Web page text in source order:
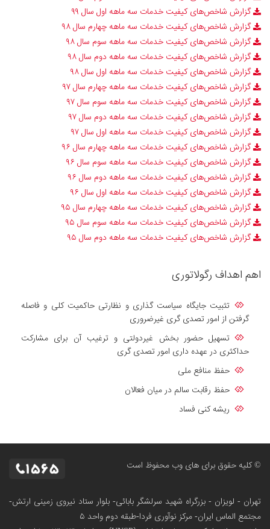
گزارش شاخص‌های کیفیت خدمات سه ماهه اول سال ۹۹
گزارش شاخص‌های کیفیت خدمات سه ماهه چهارم سال ۹۸
گزارش شاخص‌های کیفیت خدمات سه ماهه سوم سال ۹۸
گزارش شاخص‌های کیفیت خدمات سه ماهه دوم سال ۹۸
گزارش شاخص‌های کیفیت خدمات سه ماهه اول سال ۹۸
گزارش شاخص‌های کیفیت خدمات سه ماهه چهارم سال ۹۷
گزارش شاخص‌های کیفیت خدمات سه ماهه سوم سال ۹۷
گزارش شاخص‌های کیفیت خدمات سه ماهه دوم سال ۹۷
گزارش شاخص‌های کیفیت خدمات سه ماهه اول سال ۹۷
گزارش شاخص‌های کیفیت خدمات سه ماهه چهارم سال ۹۶
گزارش شاخص‌های کیفیت خدمات سه ماهه سوم سال ۹۶
گزارش شاخص‌های کیفیت خدمات سه ماهه دوم سال ۹۶
گزارش شاخص‌های کیفیت خدمات سه ماهه اول سال ۹۶
گزارش شاخص‌های کیفیت خدمات سه ماهه چهارم سال ۹۵
گزارش شاخص‌های کیفیت خدمات سه ماهه سوم سال ۹۵
گزارش شاخص‌های کیفیت خدمات سه ماهه دوم سال ۹۵
اهم اهداف رگولاتوری
تثبیت جایگاه سیاست گذاری و نظارتی حاکمیت کلی و فاصله
گرفتن از امور تصدی گری غیرضروری
تسهیل حضور بخش غیردولتی و ترغیب آن برای مشارکت
حداکثری در عهده داری امور تصدی گری
حفظ منافع ملی
حفظ رقابت سالم در میان فعالان
ریشه کنی فساد
© کلیه حقوق برای های وب محفوظ است
تهران - لویزان - بزرگراه شهید سرلشگر بابائی- بلوار ستاد نیروی زمینی ارتش-
مجتمع الماس ایران- مرکز نوآوری فردا-طبقه دوم واحد ۵